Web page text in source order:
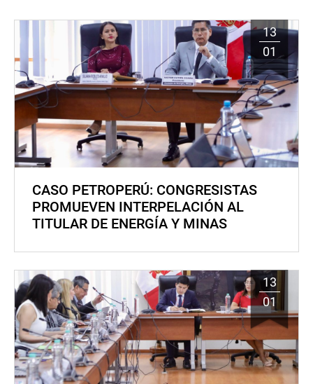
13
01
CASO PETROPERÚ: CONGRESISTAS
PROMUEVEN INTERPELACIÓN AL
TITULAR DE ENERGÍA Y MINAS
13
01